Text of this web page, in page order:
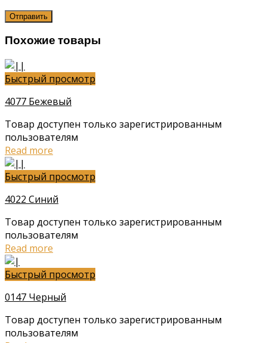
Похожие товары
Быстрый просмотр
4077 Бежевый
Товар доступен только зарегистрированным
пользователям
Read more
Быстрый просмотр
4022 Синий
Товар доступен только зарегистрированным
пользователям
Read more
Быстрый просмотр
0147 Черный
Товар доступен только зарегистрированным
пользователям